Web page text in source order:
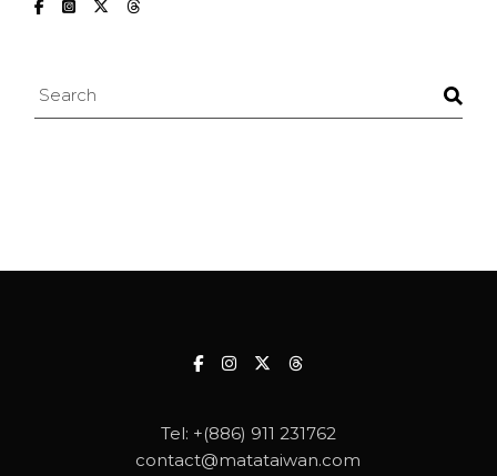
Search
Tel: +(886) 911 231762
contact@matataiwan.com